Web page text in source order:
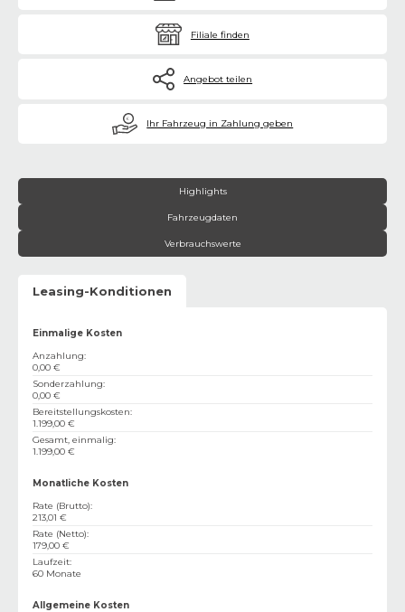
Filiale finden
Angebot teilen
€ Ihr Fahrzeug in Zahlung geben
Highlights
Fahrzeugdaten
Verbrauchswerte
Leasing-Konditionen
Einmalige Kosten
Anzahlung:
0,00 €
Sonderzahlung:
0,00 €
Bereitstellungskosten:
1.199,00 €
Gesamt, einmalig:
1.199,00 €
Monatliche Kosten
Rate (Brutto):
213,01 €
Rate (Netto):
179,00 €
Laufzeit:
60 Monate
Allgemeine Kosten